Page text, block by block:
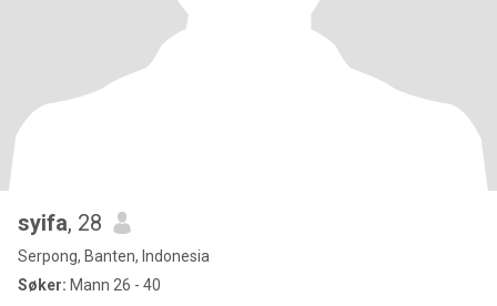
syifa, 28
Serpong, Banten, Indonesia
Søker: Mann 26 - 40